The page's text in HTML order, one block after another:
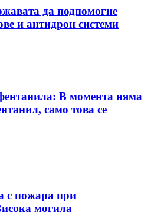
да подпомогне
и антидрон системи
В момента няма
само това се
с пожара при
могила